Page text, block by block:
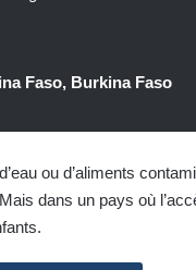
Faso, Burkina Faso
ou d’aliments
dans un pays où